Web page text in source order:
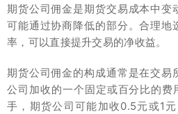
期货公司佣金是期货交易成本中变
可能通过协商降低的部分。合理地
率，可以直接提升交易的净收益。
期货公司佣金的构成通常是在交易
公司加收的一个固定或百分比的
手，期货公司可能加收0.5元或1